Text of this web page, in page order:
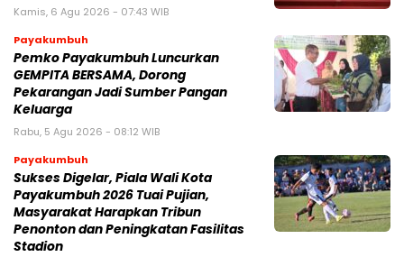
Kamis, 6 Agu 2026 - 07:43 WIB
Payakumbuh
Pemko Payakumbuh Luncurkan
GEMPITA BERSAMA, Dorong
Pekarangan Jadi Sumber Pangan
Keluarga
Rabu, 5 Agu 2026 - 08:12 WIB
Payakumbuh
Sukses Digelar, Piala Wali Kota
Payakumbuh 2026 Tuai Pujian,
Masyarakat Harapkan Tribun
Penonton dan Peningkatan Fasilitas
Stadion